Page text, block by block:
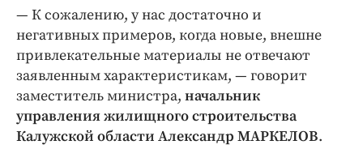
— К сожалению, у нас достаточно и
негативных примеров, когда новые, внешне
привлекательные материалы не отвечают
заявленным характеристикам, — говорит
заместитель министра, начальник
управления жилищного строительства
Калужской области Александр МАРКЕЛОВ.